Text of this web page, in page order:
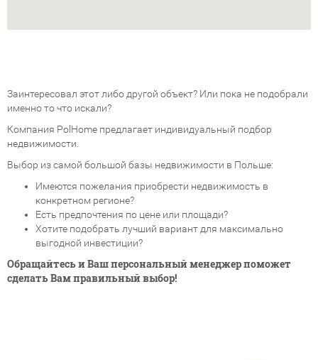
Заинтересовал этот либо другой объект? Или пока не подобрали
именно то что искали?
Компания PolHome предлагает индивидуальный подбор
недвижимости.
Выбор из самой большой базы недвижимости в Польше:
Имеются пожелания приобрести недвижимость в
конкретном регионе?
Есть предпочтения по цене или площади?
Хотите подобрать лучший вариант для максимально
выгодной инвестиции?
Обращайтесь и Ваш персональный менеджер поможет
сделать Вам правильный выбор!